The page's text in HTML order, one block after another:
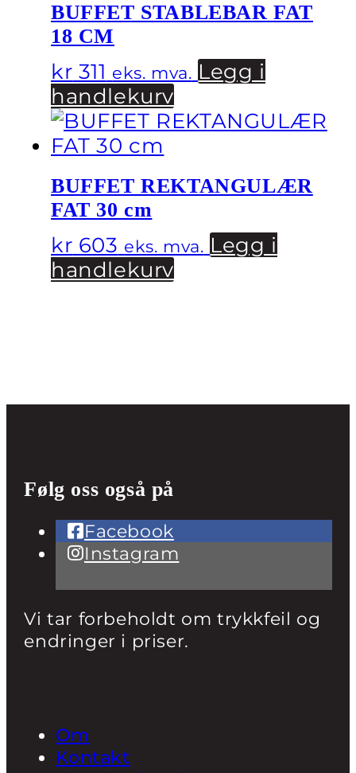
BUFFET STABLEBAR FAT
18 CM
kr 311 eks. mva. Legg i
handlekurv
BUFFET REKTANGULÆR
FAT 30 cm
kr 603 eks. mva. Legg i
handlekurv
Følg oss også på
Facebook
Instagram
Vi tar forbeholdt om trykkfeil og
endringer i priser.
Om
Kontakt